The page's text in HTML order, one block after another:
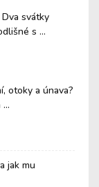
svátky
s ...
otoky a únava?
jak mu